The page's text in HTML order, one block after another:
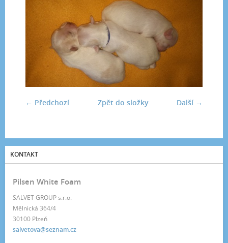
← Předchozí Další →
Zpět do složky
KONTAKT
Pilsen White Foam
SALVET GROUP s.r.o.
Mělnická 364/4
30100 Plzeň
salvetova@seznam.cz